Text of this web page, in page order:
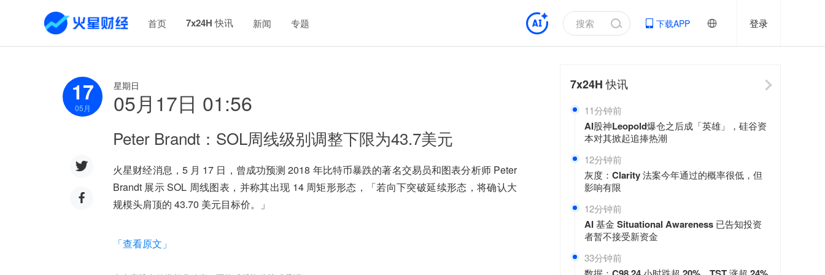
首页 7x24H 快讯 新闻 专题 下载APP 登录
17
05月
星期日
05月17日 01:56
Peter Brandt：SOL周线级别调整下限为43.7美元
火星财经消息，5 月 17 日，曾成功预测 2018 年比特币暴跌的著名交易员和图表分析师 Peter
Brandt 展示 SOL 周线图表，并称其出现 14 周矩形形态，「若向下突破延续形态，将确认大
规模头肩顶的 43.70 美元目标价。」
「查看原文」
7x24H快讯
11分钟前
AI股神Leopold爆仓之后成「英雄」，硅谷资
本对其掀起追捧热潮
12分钟前
灰度：Clarity 法案今年通过的概率很低，但
影响有限
12分钟前
AI 基金 Situational Awareness 已告知投资
者暂不接受新资金
33分钟前